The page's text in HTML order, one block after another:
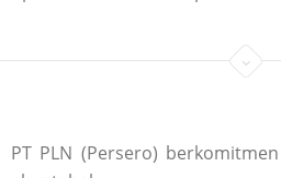
PT PLN (Persero)